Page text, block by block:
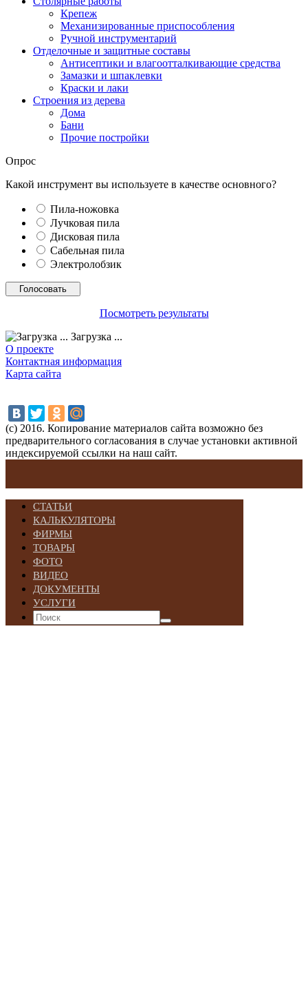
Крепеж
Механизированные приспособления
Ручной инструментарий
Отделочные и защитные составы
Антисептики и влагоотталкивающие средства
Замазки и шпаклевки
Краски и лаки
Строения из дерева
Дома
Бани
Прочие постройки
Опрос
Какой инструмент вы используете в качестве основного?
Пила-ножовка
Лучковая пила
Дисковая пила
Сабельная пила
Электролобзик
Посмотреть результаты
Загрузка ...
О проекте
Контактная информация
Карта сайта
(с) 2016. Копирование материалов сайта возможно без
предварительного согласования в случае установки активной
индексируемой ссылки на наш сайт.
СТАТЬИ
КАЛЬКУЛЯТОРЫ
ФИРМЫ
ТОВАРЫ
ФОТО
ВИДЕО
ДОКУМЕНТЫ
УСЛУГИ